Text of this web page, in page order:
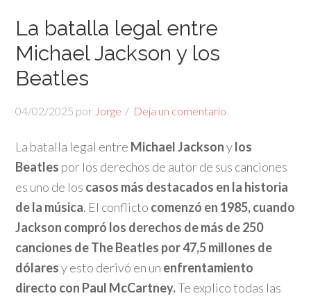
La batalla legal entre
Michael Jackson y los
Beatles
04/02/2025 por Jorge Deja un comentario
La batalla legal entre Michael Jacksonylos
Beatles por los derechos de autor de sus canciones
es uno de los casos más destacados en la historia
de la música. El conflicto comenzó en 1985, cuando
Jackson compró los derechos de más de 250
canciones de The Beatles por 47,5 millones de
dólaresy esto derivó en un enfrentamiento
directo con Paul McCartney.Te explico todas las